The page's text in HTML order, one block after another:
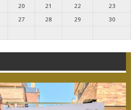
20 21 22
23
27 28 29
30